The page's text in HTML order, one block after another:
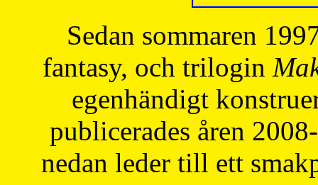
Sedan sommaren
fantasy, och trilogin
egenhändigt
publicerades åren
nedan leder till ett